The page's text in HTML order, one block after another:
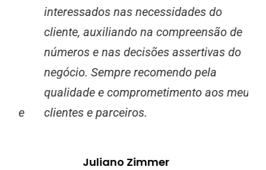
interessados nas necessidades do
cliente, auxiliando na compreensão de
números e nas decisões assertivas do
negócio. Sempre recomendo pela
qualidade e comprometimento aos meus
clientes e parceiros.
Juliano Zimmer